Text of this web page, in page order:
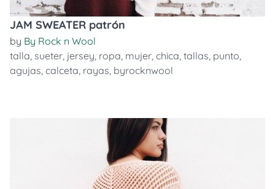
JAM SWEATER patrón
by By Rock n Wool
talla, sueter, jersey, ropa, mujer, chica, tallas, punto,
agujas, calceta, rayas, byrocknwool